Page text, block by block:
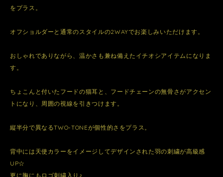
をプラス。
オフショルダーと通常のスタイルの2WAYでお楽しみいただけます。
おしゃれでありながら、温かさも兼ね備えたイチオシアイテムになりま
す。
ちょこんと付いたフードの猫耳と、フードチェーンの無骨さがアクセン
トになり、周囲の視線を引きつけます。
縦半分で異なるTWO-TONEが個性的さをプラス。
背中には天使カラーをイメージしてデザインされた羽の刺繍が高級感
UP☆
更に胸にもロゴ刺繍入り♪